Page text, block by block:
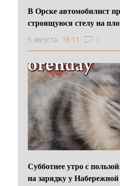
В Орске автомобилист
строящуюся стелу на
5 августа 18:11 1
Субботнее утро с
на зарядку у Набережной